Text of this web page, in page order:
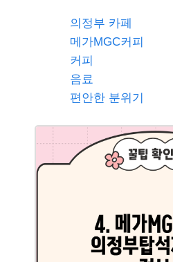
의정부 카페
메가MGC커피
커피
음료
편안한 분위기